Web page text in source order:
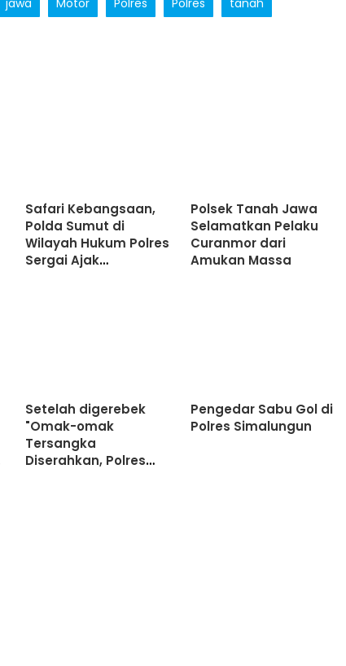
jawa Motor Polres Polres tanah
Safari Kebangsaan,
Polda Sumut di
Wilayah Hukum Polres
Sergai Ajak
Polsek Tanah Jawa
Selamatkan Pelaku
Curanmor dari
Amukan Massa
Setelah digerebek
"Omak-omak
Tersangka
Diserahkan, Polres
Pengedar Sabu Gol di
Polres Simalungun